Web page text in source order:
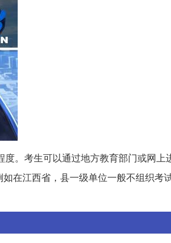
度。考生可以通过地方教育部门或网上
在江西省，县一级单位一般不组织考